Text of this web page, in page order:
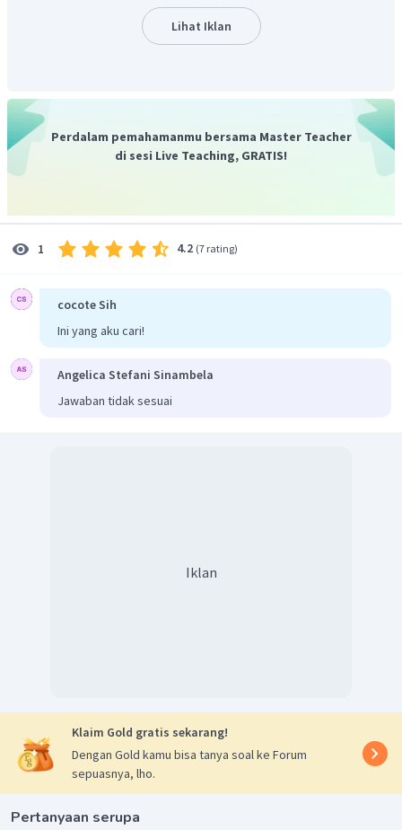
persamaan kuadrat yang akar-akarnya
adalah
Lihat Iklan
Perdalam pemahamanmu bersama Master Teacher
di sesi Live Teaching, GRATIS!
1 4.2 (7 rating)
cocote Sih
Ini yang aku cari!
Angelica Stefani Sinambela
Jawaban tidak sesuai
Iklan
Klaim Gold gratis sekarang!
Dengan Gold kamu bisa tanya soal ke Forum
sepuasnya, lho.
Pertanyaan serupa